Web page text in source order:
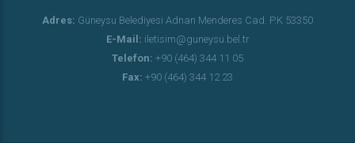
Adres: Güneysu Belediyesi Adnan Menderes Cad. P.K 53350
E-Mail: iletisim@guneysu.bel.tr
Telefon: +90 (464) 344 11 05
Fax: +90 (464) 344 12 23